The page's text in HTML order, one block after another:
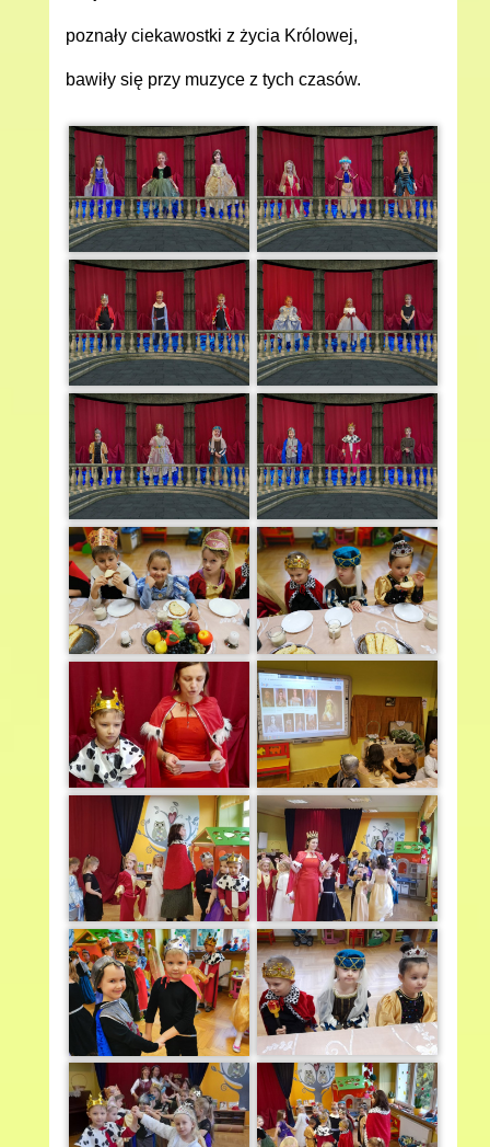
poznały ciekawostki z życia Królowej,
bawiły się przy muzyce z tych czasów.